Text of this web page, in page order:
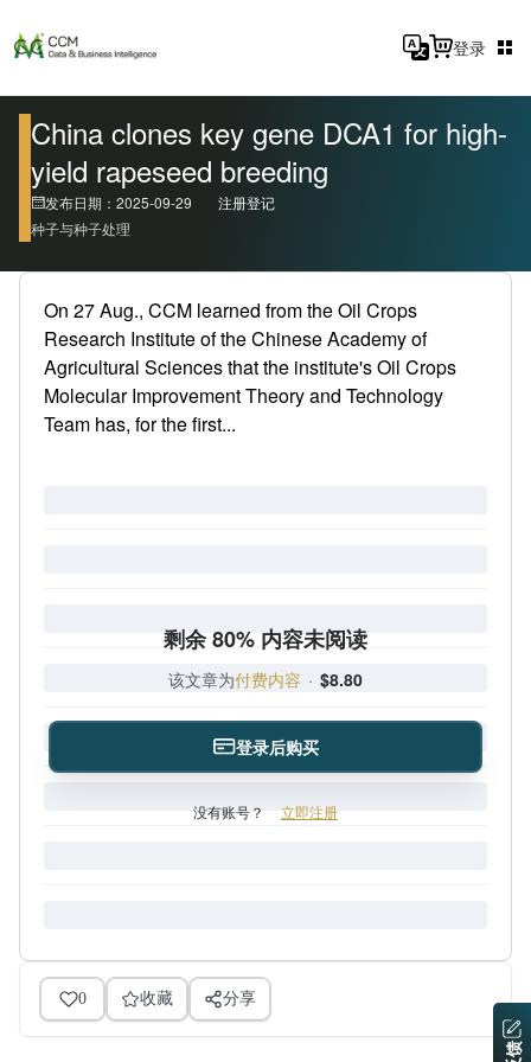
登录
China clones key gene DCA1 for high-
yield rapeseed breeding
发布日期：2025-09-29
注册登记
种子与种子处理
On 27 Aug., CCM learned from the Oil Crops
Research Institute of the Chinese Academy of
Agricultural Sciences that the institute's Oil Crops
Molecular Improvement Theory and Technology
Team has, for the first...
剩余 80% 内容未阅读
该文章为付费内容 · $8.80
登录后购买
没有账号？ 立即注册
0 收藏 分享